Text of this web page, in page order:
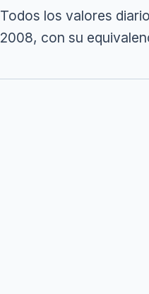
Todos los valores
2008, con su